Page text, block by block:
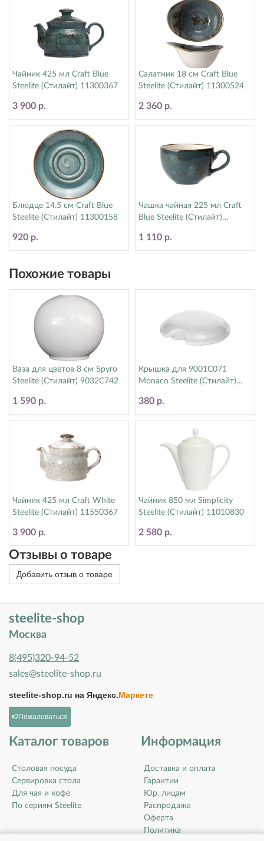
Чайник 425 мл Craft Blue
Steelite (Стилайт) 11300367
3 900 р.
Салатник 18 см Craft Blue
Steelite (Стилайт) 11300524
2 360 р.
Блюдце 14.5 см Craft Blue
Steelite (Стилайт) 11300158
920 р.
Чашка чайная 225 мл Craft
Blue Steelite (Стилайт)
1 110 р.
Похожие товары
Ваза для цветов 8 см Spyro
Steelite (Стилайт) 9032C742
1 590 р.
Крышка для 9001C071
Monaco Steelite (Стилайт)
380 р.
Чайник 425 мл Craft White
Steelite (Стилайт) 11550367
3 900 р.
Чайник 850 мл Simplicity
Steelite (Стилайт) 11010830
2 580 р.
Отзывы о товаре
Добавить отзыв о товаре
steelite-shop
Москва
8(495)320-94-52
sales@steelite-shop.ru
steelite-shop.ru на Яндекс.Маркете
Пожаловаться
Каталог товаров
Столовая посуда
Сервировка стола
Для чая и кофе
По сериям Steelite
Информация
Доставка и оплата
Гарантии
Юр. лицам
Распродажа
Оферта
Политика